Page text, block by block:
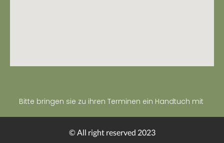
Bitte bringen sie zu ihren Terminen ein Handtuch mit
© All right reserved 2023